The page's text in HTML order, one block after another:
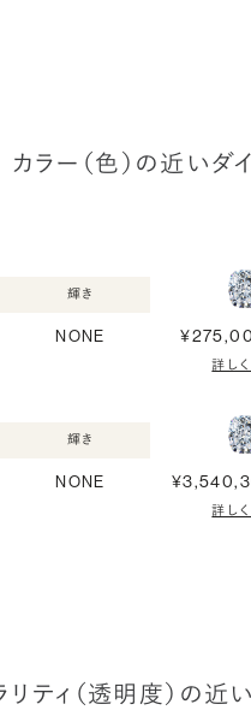
カラー（色）の近いダ
輝き
NONE
詳し
輝き
NONE
詳し
リティ（透明度）の近